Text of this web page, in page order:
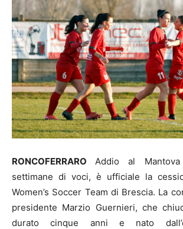
RONCOFERRAROAddio al
settimane di voci, è ufficiale la
Women’s Soccer Team di Brescia. La
presidente Marzio Guernieri, che
durato cinque anni e nato